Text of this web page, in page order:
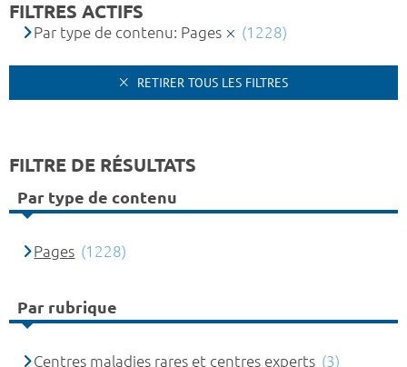
FILTRES ACTIFS
Par type de contenu: Pages (1228)
RETIRER TOUS LES FILTRES
FILTRE DE RÉSULTATS
Par type de contenu
Pages (1228)
Par rubrique
Centres maladies rares et centres experts (3)